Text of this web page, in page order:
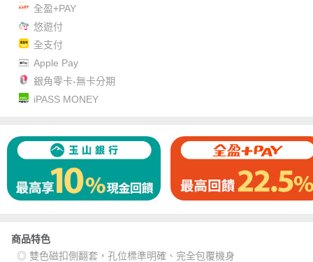
全盈+PAY
悠遊付
全支付
Apple Pay
銀角零卡-無卡分期
iPASS MONEY
商品特色
◎ 雙色磁扣側翻套，孔位標準明確、完全包覆機身